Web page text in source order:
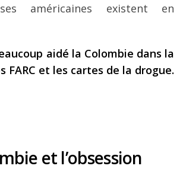
américaines existent en
aidé la Colombie dans la
FARC et les cartes de la drogue.
et l’obsession